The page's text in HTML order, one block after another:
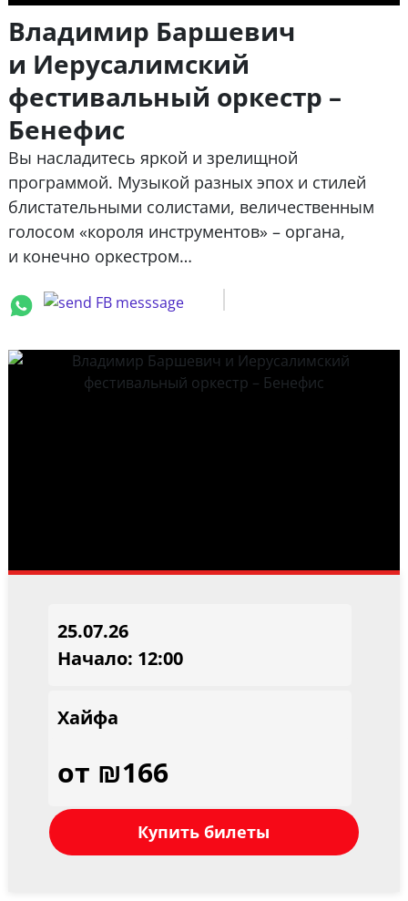
Владимир Баршевич
и Иерусалимский
фестивальный оркестр –
Бенефис
Вы насладитесь яркой и зрелищной
программой. Музыкой разных эпох и стилей
блистательными солистами, величественным
голосом «короля инструментов» – органа,
и конечно оркестром…
25.07.26
Начало: 12:00
Хайфа
от ₪166
Купить билеты